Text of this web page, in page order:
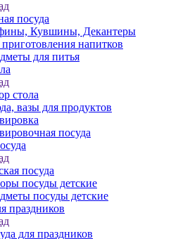
посуда
Кувшины, Декантеры
напитков
для питья
стола
вазы для продуктов
посуда
посуда
посуды детские
посуды детские
праздников
для праздников